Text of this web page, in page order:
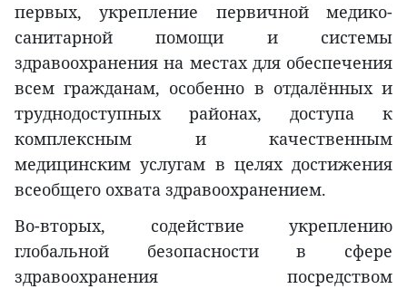
первых, укрепление первичной медико-
санитарной помощи и системы
здравоохранения на местах для обеспечения
всем гражданам, особенно в отдалённых и
труднодоступных районах, доступа к
комплексным и качественным
медицинским услугам в целях достижения
всеобщего охвата здравоохранением.
Во-вторых, содействие укреплению
глобальной безопасности в сфере
здравоохранения посредством